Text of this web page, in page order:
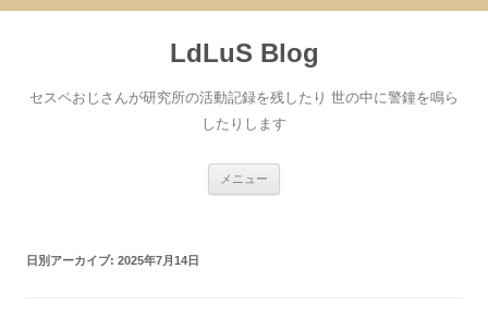
へ
ス
LdLuS Blog
セスペおじさんが研究所の活動記録を残したり 世の中に警鐘を鳴ら
したりします
メニュー
日別アーカイブ: 2025年7月14日